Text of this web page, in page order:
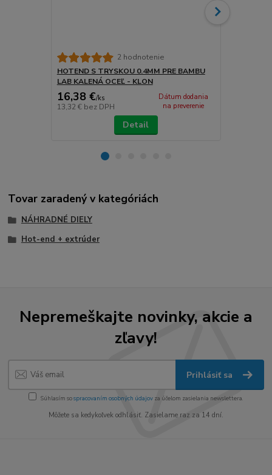
2 hodnotenie
HOTEND S TRYSKOU 0.4MM PRE BAMBU
LAB KALENÁ OCEĽ - KLON
16,38 €/ks
13,32 € bez DPH
Dátum dodania
na preverenie
Detail
Tovar zaradený v kategóriách
NÁHRADNÉ DIELY
Hot-end + extrúder
Nepremeškajte novinky, akcie a
zľavy!
Prihlásiť sa
Súhlasím sospracovaním osobných údajov za účelom zasielania newslettera.
Môžete sa kedykoľvek odhlásiť. Zasielame raz za 14 dní.